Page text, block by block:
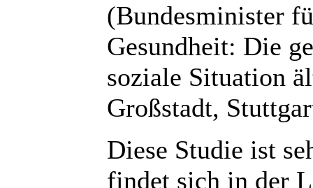
(Bundesminister
Gesundheit: Die
soziale Situation
Großstadt,
Diese Studie ist
findet sich in der